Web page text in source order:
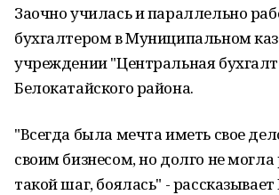
Заочно училась и параллельно
бухгалтером в Муниципальном
учреждении "Центральная
Белокатайского района.
"Всегда была мечта иметь свое
своим бизнесом, но долго не
такой шаг, боялась" -